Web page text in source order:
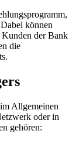
können
Kunden der Bank
die
Allgemeinen
oder in
gehören: